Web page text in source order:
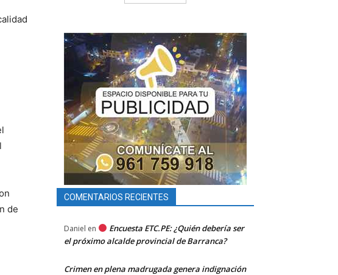
de
COMENTARIOS RECIENTES
Daniel en
Encuesta ETC.PE: ¿Quién debería ser
el próximo alcalde provincial de Barranca?
Crimen en plena madrugada genera indignación